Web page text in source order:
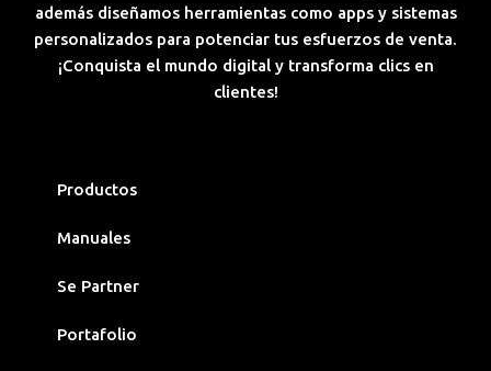
además diseñamos herramientas como apps y sistemas
personalizados para potenciar tus esfuerzos de venta.
¡Conquista el mundo digital y transforma clics en
clientes!
Productos
Manuales
Se Partner
Portafolio